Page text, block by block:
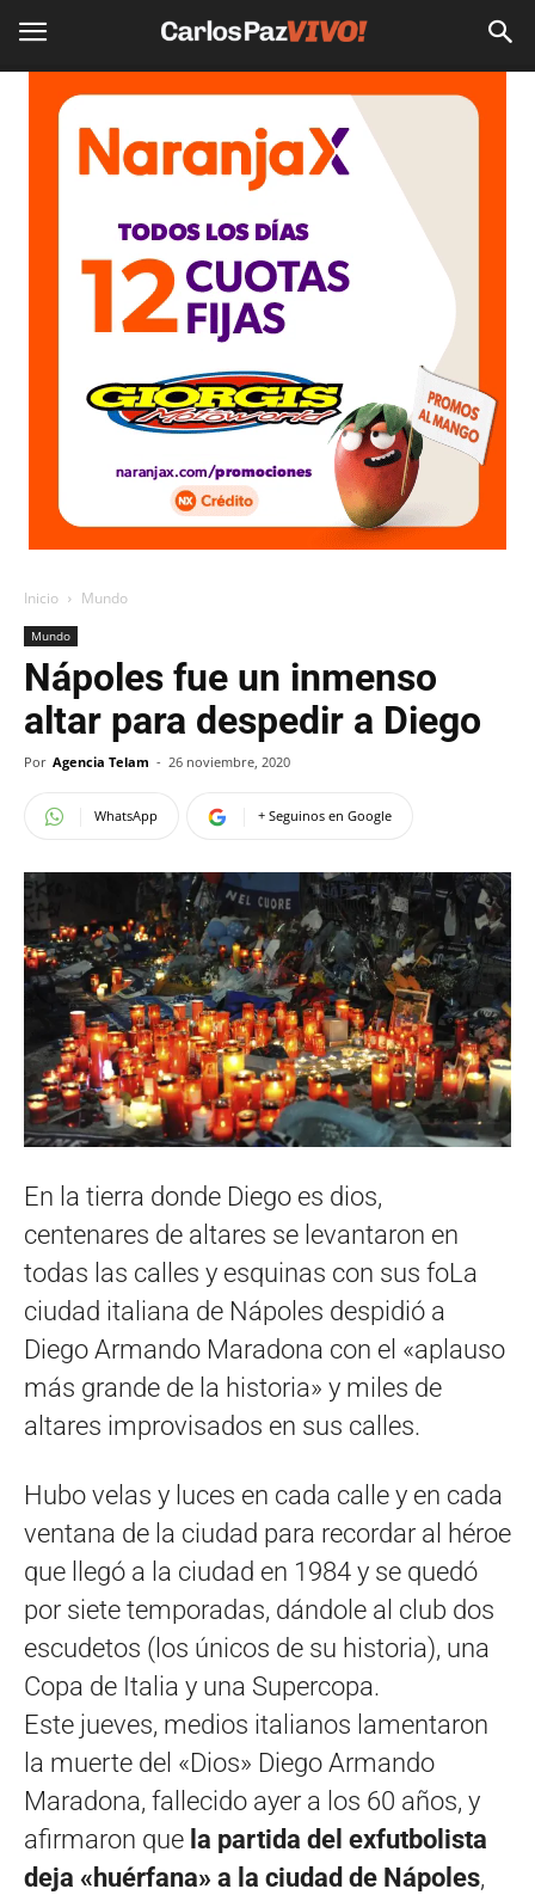
Inicio Mundo
Mundo
Nápoles fue un inmenso
altar para despedir a Diego
Por Agencia Telam - 26 noviembre, 2020
WhatsApp + Seguinos en Google
En la tierra donde Diego es dios,
centenares de altares se levantaron en
todas las calles y esquinas con sus foLa
ciudad italiana de Nápoles despidió a
Diego Armando Maradona con el «aplauso
más grande de la historia» y miles de
altares improvisados en sus calles.
Hubo velas y luces en cada calle y en cada
ventana de la ciudad para recordar al héroe
que llegó a la ciudad en 1984 y se quedó
por siete temporadas, dándole al club dos
escudetos (los únicos de su historia), una
Copa de Italia y una Supercopa.
Este jueves, medios italianos lamentaron
la muerte del «Dios» Diego Armando
Maradona, fallecido ayer a los 60 años, y
afirmaron que la partida del exfutbolista
deja «huérfana» a la ciudad de Nápoles,